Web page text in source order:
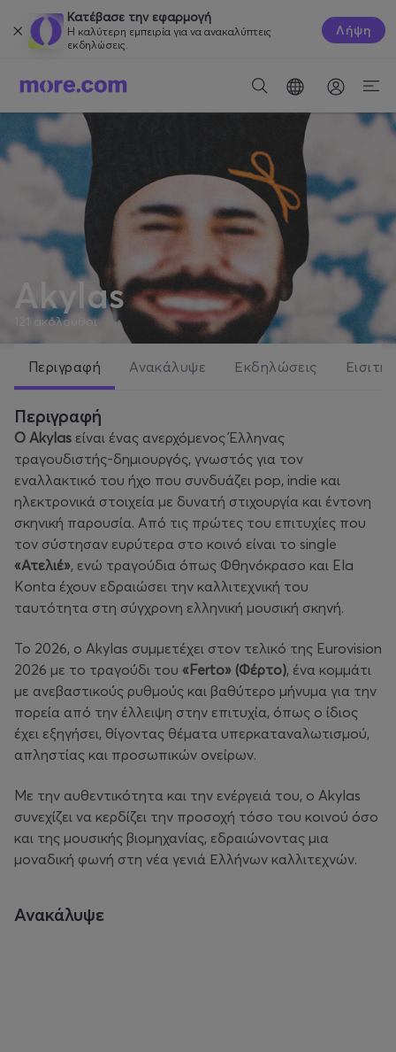
Κατέβασε την εφαρμογή
Η καλύτερη εμπειρία για να ανακαλύπτεις
εκδηλώσεις.
Λήψη
Akylas
121 ακόλουθοι
Περιγραφή Ανακάλυψε Εκδηλώσεις
Περιγραφή
Ο Akylas είναι ένας ανερχόμενος Έλληνας
τραγουδιστής-δημιουργός, γνωστός για τον
εναλλακτικό του ήχο που συνδυάζει pop, indie και
ηλεκτρονικά στοιχεία με δυνατή στιχουργία και έντονη
σκηνική παρουσία. Από τις πρώτες του επιτυχίες που
τον σύστησαν ευρύτερα στο κοινό είναι το single
«Ατελιέ», ενώ τραγούδια όπως Φθηνόκρασο και Ela
Konta έχουν εδραιώσει την καλλιτεχνική του
ταυτότητα στη σύγχρονη ελληνική μουσική σκηνή.
Το 2026, ο Akylas συμμετέχει στον τελικό της Eurovision
2026 με το τραγούδι του «Ferto» (Φέρτο), ένα κομμάτι
με ανεβαστικούς ρυθμούς και βαθύτερο μήνυμα για την
πορεία από την έλλειψη στην επιτυχία, όπως ο ίδιος
έχει εξηγήσει, θίγοντας θέματα υπερκαταναλωτισμού,
απληστίας και προσωπικών ονείρων.
Με την αυθεντικότητα και την ενέργειά του, ο Akylas
συνεχίζει να κερδίζει την προσοχή τόσο του κοινού όσο
και της μουσικής βιομηχανίας, εδραιώνοντας μια
μοναδική φωνή στη νέα γενιά Ελλήνων καλλιτεχνών.
Ανακάλυψε